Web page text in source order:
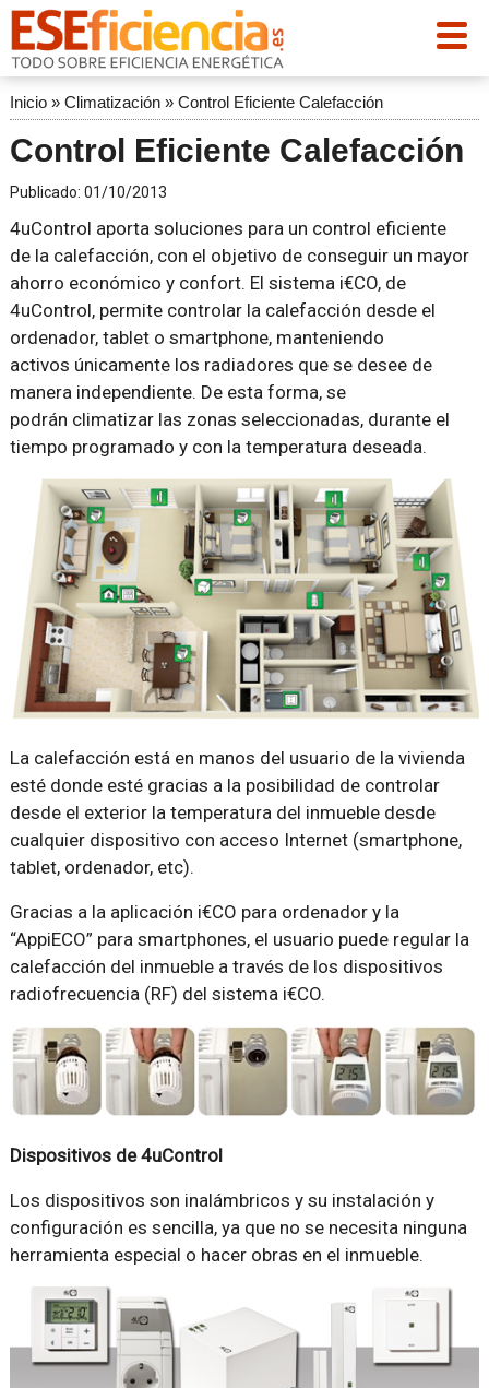
Inicio» Climatización» Control Eficiente Calefacción
Control Eficiente Calefacción
Publicado: 01/10/2013
4uControl aporta soluciones para un control eficiente
de la calefacción, con el objetivo de conseguir un mayor
ahorro económico y confort. El sistema i€CO, de
4uControl, permite controlar la calefacción desde el
ordenador, tablet o smartphone, manteniendo
activos únicamente los radiadores que se desee de
manera independiente. De esta forma, se
podrán climatizar las zonas seleccionadas, durante el
tiempo programado y con la temperatura deseada.
La calefacción está en manos del usuario de la vivienda
esté donde esté gracias a la posibilidad de controlar
desde el exterior la temperatura del inmueble desde
cualquier dispositivo con acceso Internet (smartphone,
tablet, ordenador, etc).
Gracias a la aplicación i€CO para ordenador y la
“AppiECO” para smartphones, el usuario puede regular la
calefacción del inmueble a través de los dispositivos
radiofrecuencia (RF) del sistema i€CO.
Dispositivos de 4uControl
Los dispositivos son inalámbricos y su instalación y
configuración es sencilla, ya que no se necesita ninguna
herramienta especial o hacer obras en el inmueble.